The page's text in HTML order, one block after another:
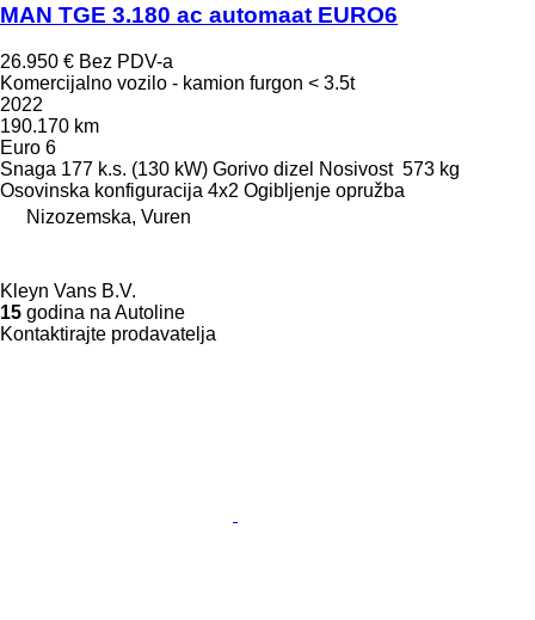
MAN TGE 3.180 ac automaat EURO6
26.950 € Bez PDV-a
Komercijalno vozilo - kamion furgon < 3.5t
2022
190.170 km
Euro 6
Snaga 177 k.s. (130 kW) Gorivo dizel Nosivost 573 kg
Osovinska konfiguracija 4x2 Ogibljenje opružba
Nizozemska, Vuren
Kleyn Vans B.V.
15 godina na Autoline
Kontaktirajte prodavatelja